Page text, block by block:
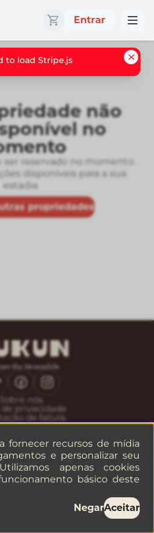
Entrar
não
no
ser reservado no momento.
disponíveis para a sua
estadia.
propriedades
Sobre nós
de privacidade
de fatura
ao cliente
Reservas
ou grupos
to load Stripe.js
fornecer recursos de mídia
e personalizar seu
apenas cookies
básico deste
NegarAceitar